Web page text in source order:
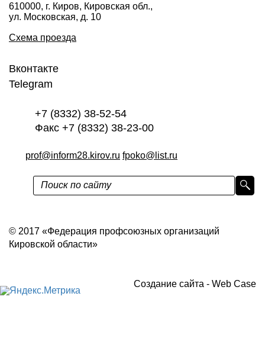
610000, г. Киров, Кировская обл.,
ул. Московская, д. 10
Схема проезда
Вконтакте
Telegram
+7 (8332) 38-52-54
Факс +7 (8332) 38-23-00
prof@inform28.kirov.ru fpoko@list.ru
© 2017 «Федерация профсоюзных организаций
Кировской области»
Создание сайта - Web Case